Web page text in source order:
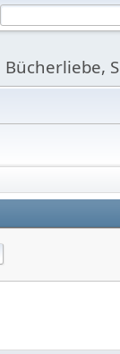
Bücherliebe,